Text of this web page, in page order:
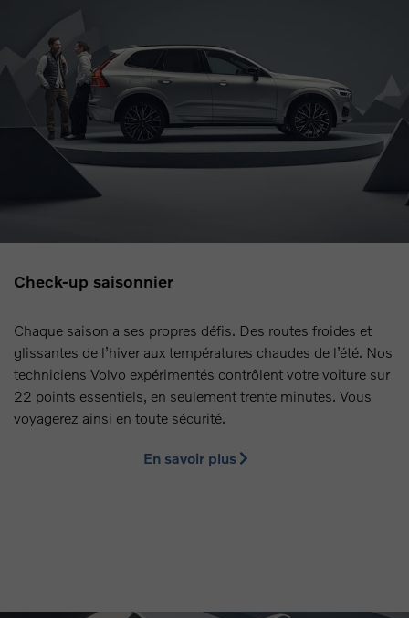
Check-up saisonnier
Chaque saison a ses propres défis. Des routes froides et
glissantes de l’hiver aux températures chaudes de l’été. Nos
techniciens Volvo expérimentés contrôlent votre voiture sur
22 points essentiels, en seulement trente minutes. Vous
voyagerez ainsi en toute sécurité.
En savoir plus